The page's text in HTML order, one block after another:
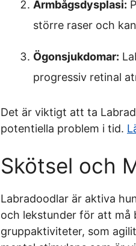
Armbågsdysplasi:
större raser och
Ögonsjukdomar:
progressiv retinal
Det är viktigt att ta
potentiella problem i tid.
Skötsel och
Labradoodlar är aktiva
och lekstunder för att må
gruppaktiviteter, som